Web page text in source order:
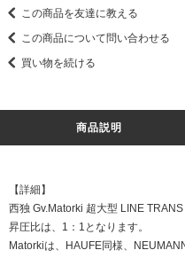
この商品を友達に教える
この商品について問い合わせる
買い物を続ける
商品説明
【詳細】
西独 Gv.Matorki 超大型 LINE TRANS
昇圧比は、1：1となります。
Matorkiは、HAUFE同様、